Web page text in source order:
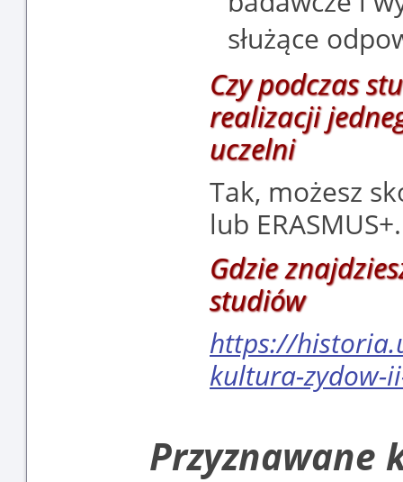
służące
Czy podczas
realizacji
uczelni
Tak, możesz
lub ERASMUS+.
Gdzie
studiów
https://
kultura-zydow-
Przyznawane